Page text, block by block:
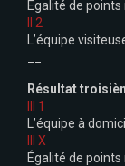
Égalité de
II 2
L’équipe
Résultat
III 1
L’équipe à
III X
Égalité de